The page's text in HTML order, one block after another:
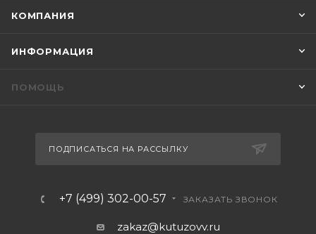
КОМПАНИЯ
ИНФОРМАЦИЯ
ПОМОЩЬ
ПОДПИСАТЬСЯ НА РАССЫЛКУ
+7 (499) 302-00-57 ЗАКАЗАТЬ ЗВОНОК
zakaz@kutuzovv.ru